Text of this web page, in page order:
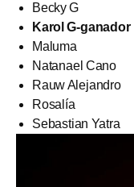
Becky G
Karol G-ganador
Maluma
Natanael Cano
Rauw Alejandro
Rosalía
Sebastian Yatra